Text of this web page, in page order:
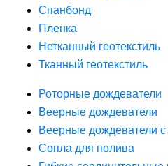
Спанбонд
Пленка
Нетканный геотекстиль
Тканный геотекстиль
Роторные дождеватели
Веерные дождеватели
Веерные дождеватели
Сопла для полива